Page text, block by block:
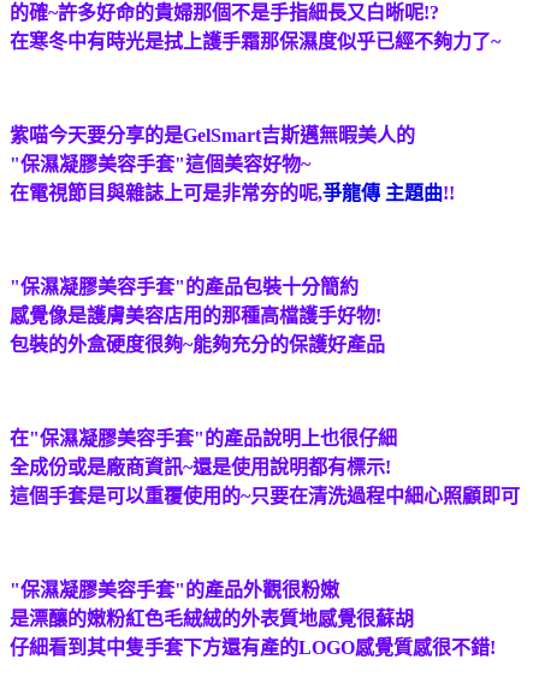
的確~許多好命的貴婦那個不是手指細長又白晰呢!?
在寒冬中有時光是拭上護手霜那保濕度似乎已經不夠力了~
紫喵今天要分享的是GelSmart吉斯邁無暇美人的
"保濕凝膠美容手套"這個美容好物~
在電視節目與雜誌上可是非常夯的呢,爭龍傳 主題曲!!
"保濕凝膠美容手套"的產品包裝十分簡約
感覺像是護膚美容店用的那種高檔護手好物!
包裝的外盒硬度很夠~能夠充分的保護好產品
在"保濕凝膠美容手套"的產品說明上也很仔細
全成份或是廠商資訊~還是使用說明都有標示!
這個手套是可以重覆使用的~只要在清洗過程中細心照顧即可
"保濕凝膠美容手套"的產品外觀很粉嫩
是漂釀的嫩粉紅色毛絨絨的外表質地感覺很蘇胡
仔細看到其中隻手套下方還有產的LOGO感覺質感很不錯!